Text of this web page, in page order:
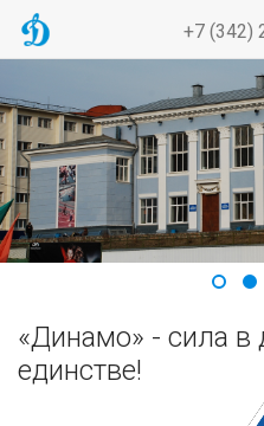
+7 (342)
«Динамо» - сила в
единстве!